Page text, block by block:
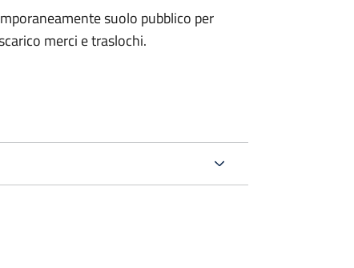
suolo pubblico per
merci e traslochi.